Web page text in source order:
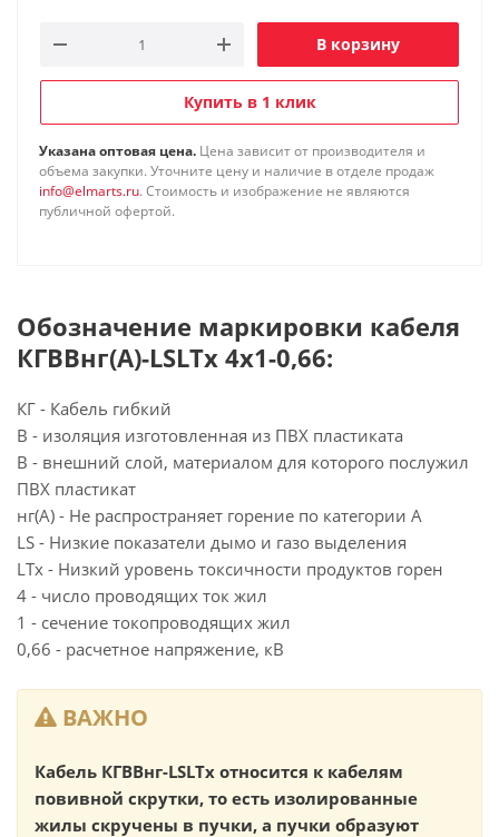
В корзину
Купить в 1 клик
Указана оптовая цена. Цена зависит от производителя и
объема закупки. Уточните цену и наличие в отделе продаж
info@elmarts.ru. Стоимость и изображение не являются
публичной офертой.
Обозначение маркировки кабеля
КГВВнг(А)-LSLTx 4х1-0,66:
КГ - Кабель гибкий
В - изоляция изготовленная из ПВХ пластиката
В - внешний слой, материалом для которого послужил
ПВХ пластикат
нг(А) - Не распространяет горение по категории А
LS - Низкие показатели дымо и газо выделения
LTx - Низкий уровень токсичности продуктов горен
4 - число проводящих ток жил
1 - сечение токопроводящих жил
0,66 - расчетное напряжение, кВ
ВАЖНО
Кабель КГВВнг-LSLTx относится к кабелям
повивной скрутки, то есть изолированные
жилы скручены в пучки, а пучки образуют